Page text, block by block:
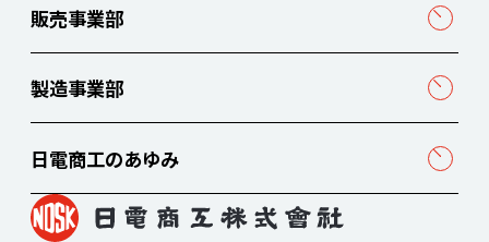
販売事業部
製造事業部
日電商工のあゆみ